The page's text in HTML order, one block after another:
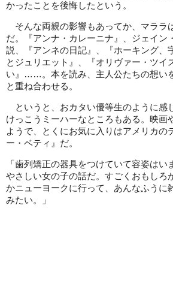
かったことを後悔したという。
そんな両親の影響もあってか、マララ
だ。『アンナ・カレーニナ』、ジェイン
説、『アンネの日記』、『ホーキング、
とジュリエット』、『オリヴァー・ツイ
い』……。本を読み、主人公たちの想い
と重ね合わせる。
というと、おカタい優等生のように感
けっこうミーハーなところもある。映画
ようで、とくにお気に入りはアメリカの
ー・ベティ』だ。
「歯列矯正の器具をつけていて容姿はい
やさしい女の子の話だ。すごくおもしろ
かニューヨークに行って、あんなふうに
みたい。」